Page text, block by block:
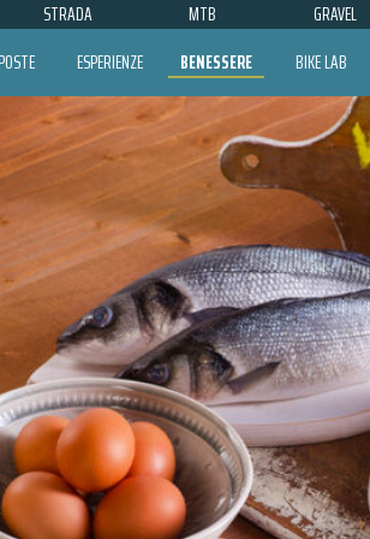
STRADA MTB GRAVEL
ESPERIENZE BENESSERE BIKE LAB